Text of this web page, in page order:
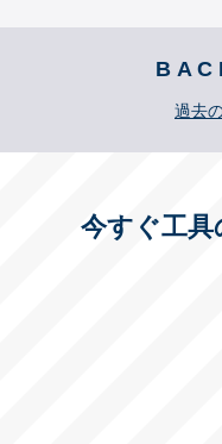
過去
今すぐ工具